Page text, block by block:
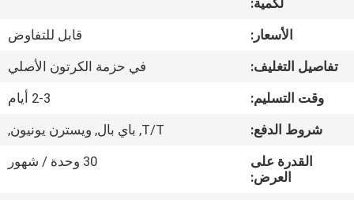
مراقبة
اتصل
لكمية:
الأسعار:
قابل للتفاوض
تفاصيل التغليف:
في حزمة الكرتون الأصلي
وقت التسليم:
2-3 أيام
شروط الدفع:
T/T, باي بال, ويسترن يونيون,
القدرة على
العرض:
30 وحدة / شهور